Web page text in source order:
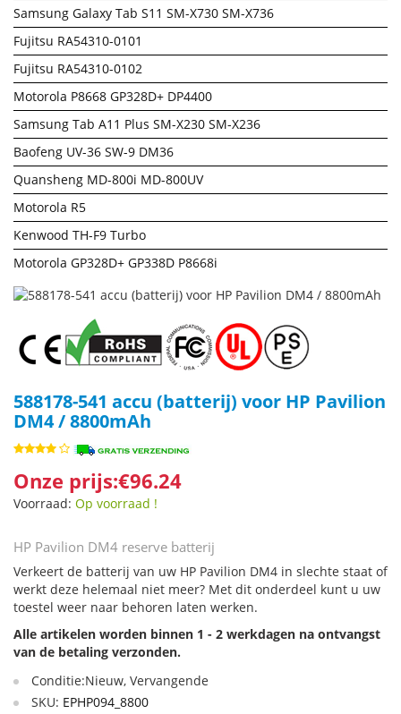
Samsung Galaxy Tab S11 SM-X730 SM-X736
Fujitsu RA54310-0101
Fujitsu RA54310-0102
Motorola P8668 GP328D+ DP4400
Samsung Tab A11 Plus SM-X230 SM-X236
Baofeng UV-36 SW-9 DM36
Quansheng MD-800i MD-800UV
Motorola R5
Kenwood TH-F9 Turbo
Motorola GP328D+ GP338D P8668i
588178-541 accu (batterij) voor HP Pavilion
DM4 / 8800mAh
Onze prijs:€96.24
Voorraad: Op voorraad !
HP Pavilion DM4 reserve batterij
Verkeert de batterij van uw HP Pavilion DM4 in slechte staat of
werkt deze helemaal niet meer? Met dit onderdeel kunt u uw
toestel weer naar behoren laten werken.
Alle artikelen worden binnen 1 - 2 werkdagen na ontvangst
van de betaling verzonden.
Conditie:Nieuw, Vervangende
SKU: EPHP094_8800